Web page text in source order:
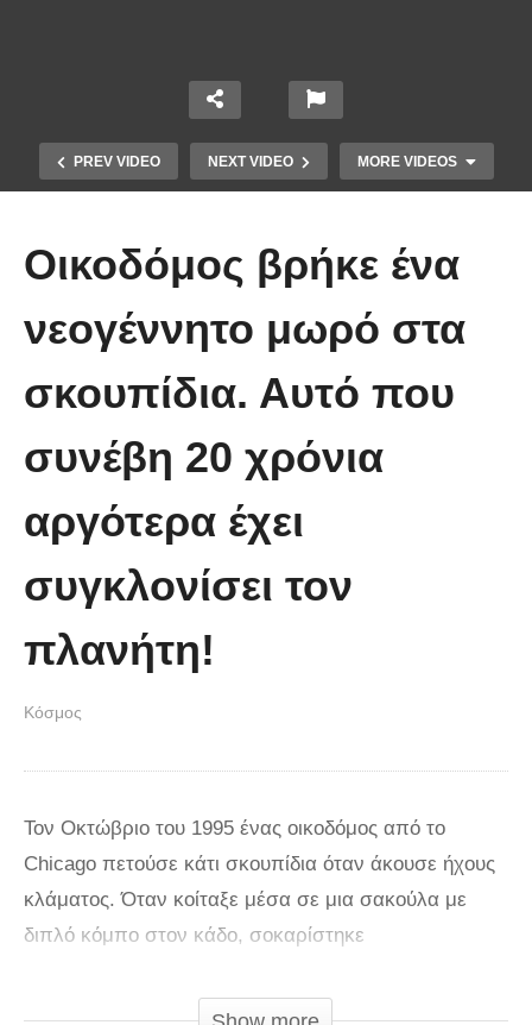
PREV VIDEO NEXT VIDEO MORE VIDEOS
Οι 5 Γιατροί Κρύφτηκαν πίσω από
όταν έπεσε απλά ΔΕΝ περιγράφεται!
Οικοδόμος βρήκε ένα
νεογέννητο μωρό στα
σκουπίδια. Αυτό που
συνέβη 20 χρόνια
αργότερα έχει
συγκλονίσει τον
πλανήτη!
Κόσμος
Τον Οκτώβριο του 1995 ένας οικοδόμος από το
Chicago πετούσε κάτι σκουπίδια όταν άκουσε ήχους
κλάματος. Όταν κοίταξε μέσα σε μια σακούλα με
διπλό κόμπο στον κάδο, σοκαρίστηκε
αφήσει η ίδια του η μητέρα να πεθάνει. Ο Gerald